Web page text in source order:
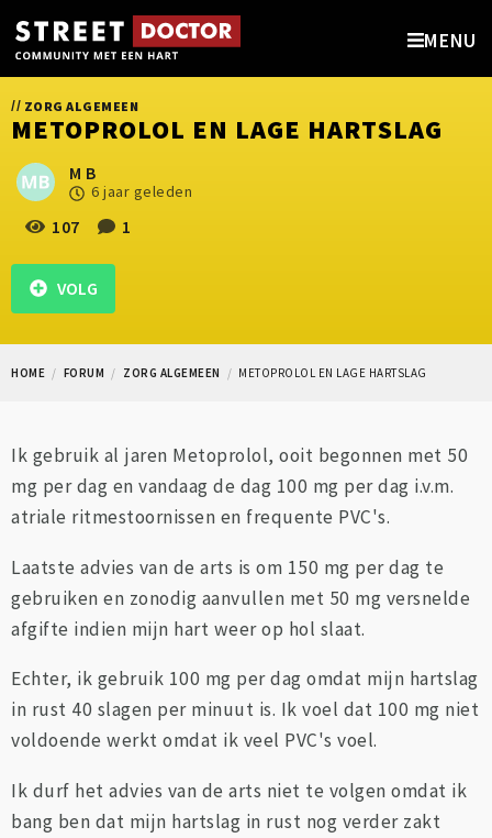
MENU
// ZORG ALGEMEEN
METOPROLOL EN LAGE HARTSLAG
M B
6 jaar geleden
107 1
VOLG
HOME FORUM ZORG ALGEMEEN METOPROLOL EN LAGE HARTSLAG
Ik gebruik al jaren Metoprolol, ooit begonnen met 50
mg per dag en vandaag de dag 100 mg per dag i.v.m.
atriale ritmestoornissen en frequente PVC's.
Laatste advies van de arts is om 150 mg per dag te
gebruiken en zonodig aanvullen met 50 mg versnelde
afgifte indien mijn hart weer op hol slaat.
Echter, ik gebruik 100 mg per dag omdat mijn hartslag
in rust 40 slagen per minuut is. Ik voel dat 100 mg niet
voldoende werkt omdat ik veel PVC's voel.
Ik durf het advies van de arts niet te volgen omdat ik
bang ben dat mijn hartslag in rust nog verder zakt